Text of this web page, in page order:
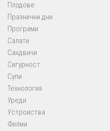
Плодове
Празнични дни
Програми
Салати
Сандвичи
Сигурност
Супи
Технология
Уреди
Устроиства
Филми